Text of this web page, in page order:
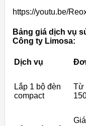
https://youtu.be/
Bảng giá dịch vụ
Công ty Limosa:
Dịch vụ
Lắp 1 bộ đèn
compact
Từ